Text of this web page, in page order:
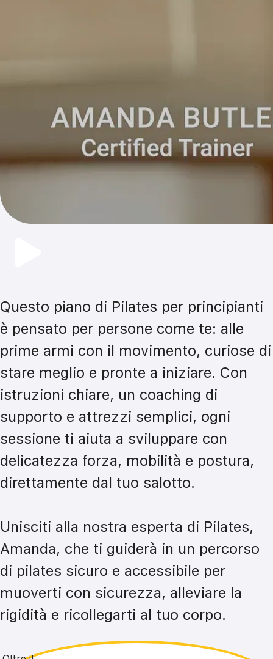
Questo piano di Pilates per principianti
è pensato per persone come te: alle
prime armi con il movimento, curiose di
stare meglio e pronte a iniziare. Con
istruzioni chiare, un coaching di
supporto e attrezzi semplici, ogni
sessione ti aiuta a sviluppare con
delicatezza forza, mobilità e postura,
direttamente dal tuo salotto.
Unisciti alla nostra esperta di Pilates,
Amanda, che ti guiderà in un percorso
di pilates sicuro e accessibile per
muoverti con sicurezza, alleviare la
rigidità e ricollegarti al tuo corpo.